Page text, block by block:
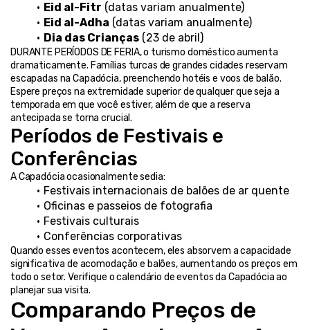
Eid al-Fitr (datas variam anualmente)
Eid al-Adha (datas variam anualmente)
Dia das Crianças (23 de abril)
DURANTE PERÍODOS DE FERIA, o turismo doméstico aumenta
dramaticamente. Famílias turcas de grandes cidades reservam
escapadas na Capadócia, preenchendo hotéis e voos de balão.
Espere preços na extremidade superior de qualquer que seja a
temporada em que você estiver, além de que a reserva
antecipada se torna crucial.
Períodos de Festivais e
Conferências
A Capadócia ocasionalmente sedia:
Festivais internacionais de balões de ar quente
Oficinas e passeios de fotografia
Festivais culturais
Conferências corporativas
Quando esses eventos acontecem, eles absorvem a capacidade
significativa de acomodação e balões, aumentando os preços em
todo o setor. Verifique o calendário de eventos da Capadócia ao
planejar sua visita.
Comparando Preços de